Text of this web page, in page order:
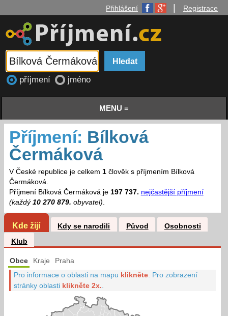
Přihlášení Registrace
příjmení jméno
MENU ≡
Příjmení: Bílková
Čermáková
V České republice je celkem 1člověk s příjmením Bílková
Čermáková.
Příjmení Bílková Čermáková je 197 737. nejčastější příjmení
(každý 10 270 879. obyvatel).
Kde žijí Kdy se narodili Původ
Osobnosti
Klub
Obce Kraje Praha
Pro informace o oblasti na mapu klikněte Pro zobrazení
stránky oblasti klikněte 2x.